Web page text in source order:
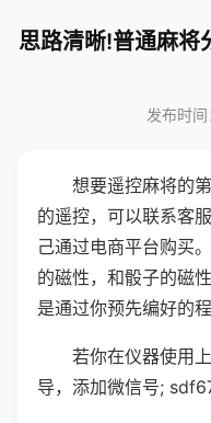
思路清晰!普通麻将
发布时
想要遥控麻将的
的遥控，可以联系客
己通过电商平台购买
的磁性，和骰子的磁
是通过你预先编好的程
若你在仪器使用
导，添加微信号;